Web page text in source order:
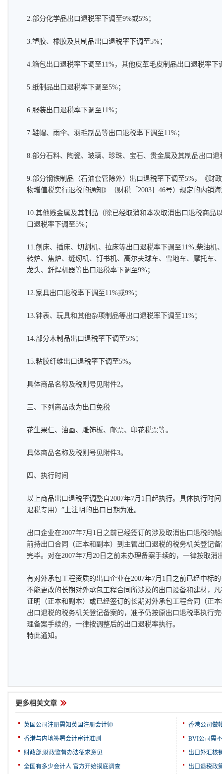
2.部分化学品出口退税率下调至9%或5%；
3.塑胶、橡胶及其制品出口退税率下调至5%；
4.箱包出口退税率下调至11%，其他皮革毛皮制品出口退税率下
5.纸制品出口退税率下调至5%；
6.服装出口退税率下调至11%；
7.鞋帽、雨伞、羽毛制品等出口退税率下调至11%；
8.部分石料、陶瓷、玻璃、珍珠、宝石、贵金属及其制品出口退
9.部分钢铁制品（石油套管除外）出口退税率下调至5%，《财
物增值税实行退税的通知》（财税［2003］46号）规定的内销
10.其他贱金属及其制品（除已经取消和本次取消出口退税商品
口退税率下调至5%；
11.刨床、插床、切割机、拉床等出口退税率下调至11%,柴油机
转炉、焦炉、缝纫机、钉书机、高尔夫球车、雪地车、摩托车
龙头、釺焊机器等出口退税率下调至9%；
12.家具出口退税率下调至11%或9%；
13.钟表、玩具和其他杂项制品等出口退税率下调至11%；
14.部分木制品出口退税率下调至5%；
15.粘胶纤维出口退税率下调至5%。
具体商品名称及税则号见附件2。
三、下列商品改为出口免税
花生果仁、油画、雕饰板、邮票、印花税票等。
具体商品名称及税则号见附件3。
四、执行时间
以上商品出口退税率调整自2007年7月1日起执行。具体执行时
退税专用）”上注明的出口日期为准。
出口企业在2007年7月1日之前已经签订的涉及取消出口退税的
前持出口合同（正本和副本）到主管出口退税的税务机关登记
完毕。对在2007年7月20日之前未办理备案手续的，一律按取消
有对外承包工程资质的出口企业在2007年7月1日之前已经中标
不能更改的长期对外承包工程合同所涉及的出口设备和建材，
证明（正本和副本）或已经签订的长期对外承包工程合同（正
出口退税的税务机关登记备案的，准予仍按原出口退税率执行
理备案手续的，一律按调整后的出口退税率执行。
特此通知。
更多相关文章
英国公司注册需知英国注册会计师
香港与内地签署会计审计准则
财政部:财政监督办法征求意见
全国有多少会计人 官方开始摸底调查
香港公司做
BVI公司需
出口外汇核
出口退税政